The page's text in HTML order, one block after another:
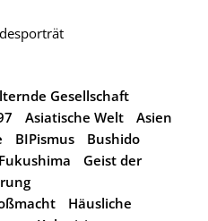
Gesellschaft
Asiatische Welt
Asien
BIPismus
Bushido
Fukushima
Geist der
Häusliche